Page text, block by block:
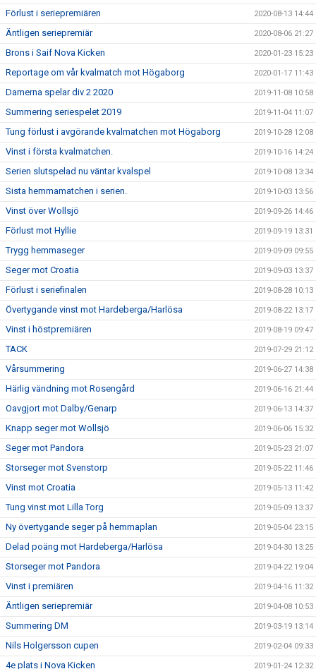
Förlust i seriepremiären 2020-08-13 14:44
Äntligen seriepremiär 2020-08-06 21:27
Brons i Saif Nova Kicken 2020-01-23 15:23
Reportage om vår kvalmatch mot Högaborg 2020-01-17 11:43
Damerna spelar div 2 2020 2019-11-08 10:58
Summering seriespelet 2019 2019-11-04 11:07
Tung förlust i avgörande kvalmatchen mot Högaborg 2019-10-28 12:08
Vinst i första kvalmatchen. 2019-10-16 14:24
Serien slutspelad nu väntar kvalspel 2019-10-08 13:34
Sista hemmamatchen i serien. 2019-10-03 13:56
Vinst över Wollsjö 2019-09-26 14:46
Förlust mot Hyllie 2019-09-19 13:31
Trygg hemmaseger 2019-09-09 09:55
Seger mot Croatia 2019-09-03 13:37
Förlust i seriefinalen 2019-08-28 10:13
Övertygande vinst mot Hardeberga/Harlösa 2019-08-22 13:17
Vinst i höstpremiären 2019-08-19 09:47
TACK 2019-07-29 21:12
Vårsummering 2019-06-27 14:38
Härlig vändning mot Rosengård 2019-06-16 21:44
Oavgjort mot Dalby/Genarp 2019-06-13 14:37
Knapp seger mot Wollsjö 2019-06-06 15:32
Seger mot Pandora 2019-05-23 21:07
Storseger mot Svenstorp 2019-05-22 11:46
Vinst mot Croatia 2019-05-13 11:42
Tung vinst mot Lilla Torg 2019-05-09 13:37
Ny övertygande seger på hemmaplan 2019-05-04 23:15
Delad poäng mot Hardeberga/Harlösa 2019-04-30 13:25
Storseger mot Pandora 2019-04-22 19:04
Vinst i premiären 2019-04-16 11:32
Äntligen seriepremiär 2019-04-08 10:53
Summering DM 2019-03-19 13:14
Nils Holgersson cupen 2019-02-04 09:33
4e plats i Nova Kicken 2019-01-24 12:32